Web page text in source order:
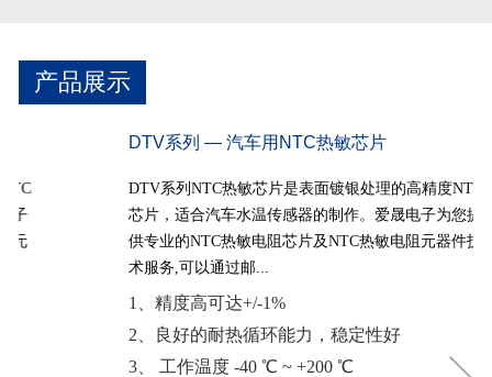
产品展示
DTV系列 — 汽车用NTC热敏芯片
DTV系列NTC热敏芯片是表面镀银处理的高精度NTC
芯片，适合汽车水温传感器的制作。爱晟电子为您提
供专业的NTC热敏电阻芯片及NTC热敏电阻元器件技
术服务,可以通过邮...
精度高可达+/-1%
良好的耐热循环能力，稳定性好
工作温度 -40 ℃ ~ +200 ℃